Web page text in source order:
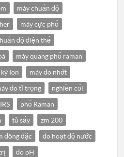
máy chuẩn độ
máy cực phổ
độ điện thế
máy quang phổ raman
Ion
máy đo nhớt
đo tỉ trọng
nghiền cối
phổ Raman
tủ sấy
zm 200
đông đặc
đo hoạt độ nước
đo pH